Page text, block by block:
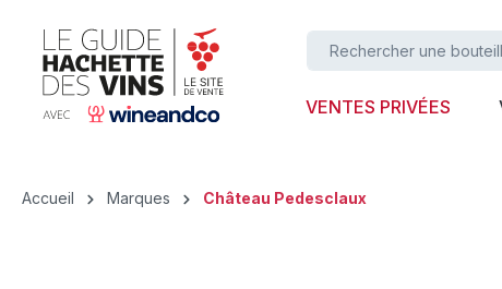
VENTES PRIVÉES
Accueil Marques Château Pedesclaux